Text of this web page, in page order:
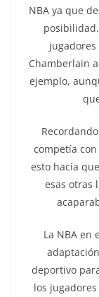
NBA ya que
Chamberlain
ejemplo,
competía
esto hacía
esas otras
La NBA en
deportivo
los